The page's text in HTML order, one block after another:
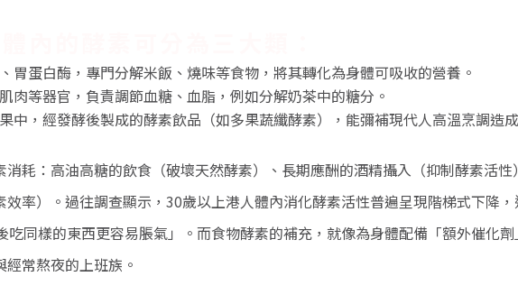
胃蛋白酶，專門分解米飯、燒味等食物，將其轉化為身體可吸收的營養。
肉等器官，負責調節血糖、血脂，例如分解奶茶中的糖分。
中，經發酵後製成的酵素飲品（如多果蔬纖酵素），能彌補現代人高溫烹調造
耗：高油高糖的飲食（破壞天然酵素）、長期應酬的酒精攝入（抑制酵素活性
率）。過往調查顯示， 30歲以上港人體內消化酵素活性普遍呈現階梯式下降
吃同樣的東西更容易脹氣」。而食物酵素的補充，就像為身體配備「額外催化
常熬夜的上班族。